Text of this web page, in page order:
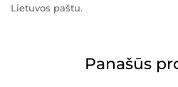
Lietuvos paštu.
Panašūs